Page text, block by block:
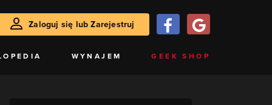
Zaloguj się lub Zarejestruj
WYNAJEM GEEK SHOP